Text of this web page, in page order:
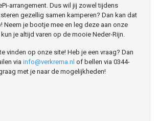
arrangement. Dus wil jij zowel tijdens
gezellig samen kamperen? Dan kan dat
Neem je bootje mee en leg deze aan onze
je altijd varen op de mooie Neder-Rijn.
vinden op onze site! Heb je een vraag? Dan
via info@verkrema.nl of bellen via 0344-
met je naar de mogelijkheden!